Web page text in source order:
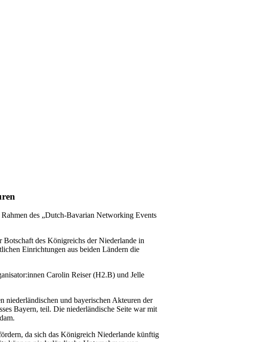
des „Dutch-Bavarian Networking Events
des Königreichs der Niederlande in
Einrichtungen aus beiden Ländern die
Carolin Reiser (H2.B) und Jelle
niederländischen und bayerischen Akteuren der
Bayern, teil. Die niederländische Seite war mit
da sich das Königreich Niederlande künftig